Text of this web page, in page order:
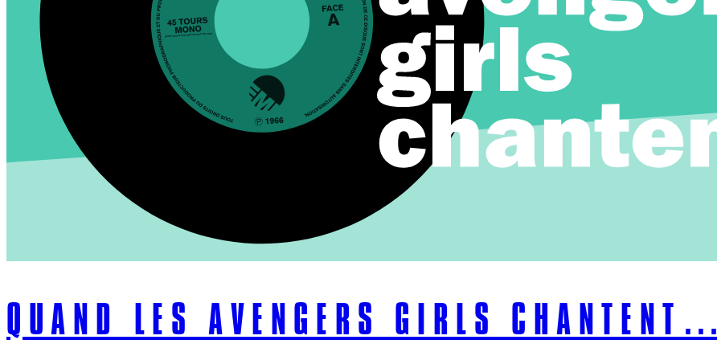
QUAND LES AVENGERS GIRLS CHANTENT…